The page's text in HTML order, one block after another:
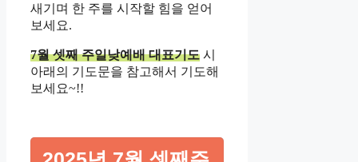
새기며 한 주를 시작할 힘을 얻어
보세요.
7월 셋째 주일낮예배 대표기도 시
아래의 기도문을 참고해서 기도해
보세요~!!